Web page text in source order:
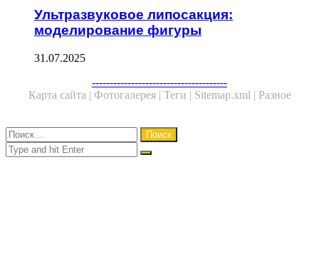
Ультразвуковое липосакция:
моделирование фигуры
31.07.2025
--------------------------------------
Карта сайта | Фотогалерея | Теги | Sitemap.xml | Разное
Close
Найти:
Close
Search